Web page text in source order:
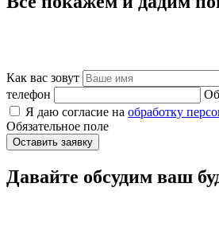
Как вас зовут
телефон
Я даю согласие на обработку
Обязательное поле
Оставить заявку
Давайте обсудим ваш